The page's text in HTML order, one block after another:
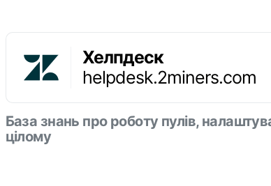
Хелпдеск
helpdesk.2miners.com
База знань про роботу пулів,
цілому